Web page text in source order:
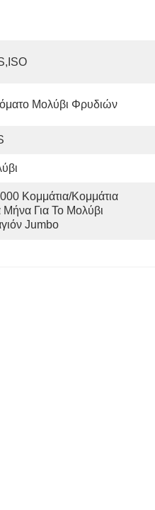
Μολύβι Φρυδιών
Κομμάτια/κομμάτια
Για Το Μολύβι
Jumbo